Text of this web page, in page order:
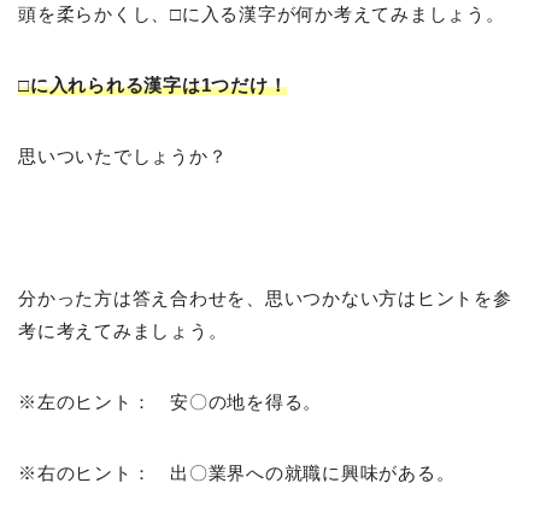
頭を柔らかくし、□に入る漢字が何か考えてみましょう。
□に入れられる漢字は1つだけ！
思いついたでしょうか？
分かった方は答え合わせを、思いつかない方はヒントを参
考に考えてみましょう。
※左のヒント： 安〇の地を得る。
※右のヒント： 出〇業界への就職に興味がある。